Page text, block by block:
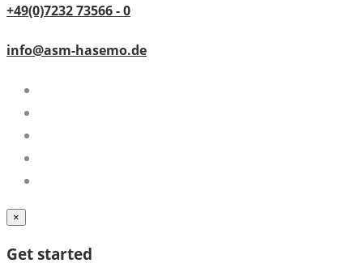
+49(0)7232 73566 - 0
info@asm-hasemo.de
×
Get started